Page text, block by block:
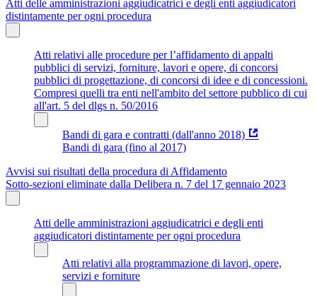
Atti delle amministrazioni aggiudicatrici e degli enti aggiudicatori
distintamente per ogni procedura
Atti relativi alle procedure per l’affidamento di appalti
pubblici di servizi, forniture, lavori e opere, di concorsi
pubblici di progettazione, di concorsi di idee e di concessioni.
Compresi quelli tra enti nell'ambito del settore pubblico di cui
all'art. 5 del dlgs n. 50/2016
Bandi di gara e contratti (dall'anno 2018)
Bandi di gara (fino al 2017)
Avvisi sui risultati della procedura di Affidamento
Sotto-sezioni eliminate dalla Delibera n. 7 del 17 gennaio 2023
Atti delle amministrazioni aggiudicatrici e degli enti
aggiudicatori distintamente per ogni procedura
Atti relativi alla programmazione di lavori, opere,
servizi e forniture